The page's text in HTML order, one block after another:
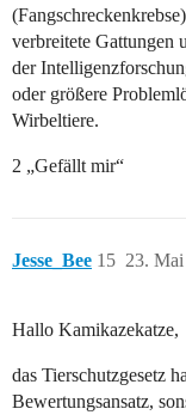
verbreitete Gattungen
der
oder größere
Wirbeltiere.
2 „Gefällt mir“
Jesse_Bee 23.
15
Hallo Kamikazekatze,
das Tierschutzgesetz
Bewertungsansatz,